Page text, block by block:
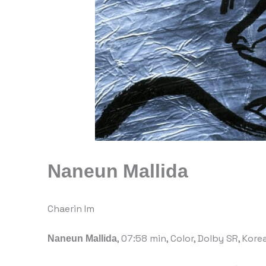
Naneun Mallida
Chaerin Im
Naneun Mallida, 07:58 min, Color, Dolby SR,